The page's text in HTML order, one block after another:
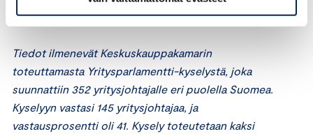
julkaistiin Suomen Kuvalehdessä 8.6.2018.
Tiedot ilmenevät Keskuskauppakamarin
toteuttamasta Yritysparlamentti-kyselystä, joka
suunnattiin 352 yritysjohtajalle eri puolella Suomea.
Kyselyyn vastasi 145 yritysjohtajaa, ja
vastausprosentti oli 41. Kysely toteutetaan kaksi